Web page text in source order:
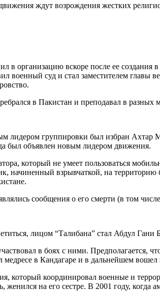
ждут возрождения жестких
в организацию вскоре после ее
военный суд и стал заместителем главы
в Пакистан и преподавал в разных
лидером группировки был избран Ахтар
был объявлен новым лидером движения.
который не умеет пользоваться
начиненный взрывчаткой, на
сообщения о его смерти (в том
лицом “Талибана” стал Абдул Гани
в боях с ними.
в Кандагаре и в дальнейшем вошел
который координировал военные и
на его сестре. В 2001 году, когда